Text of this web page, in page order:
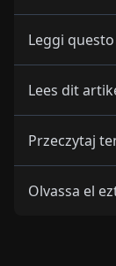
Leggi
Lees dit
Przeczytaj
Olvassa el